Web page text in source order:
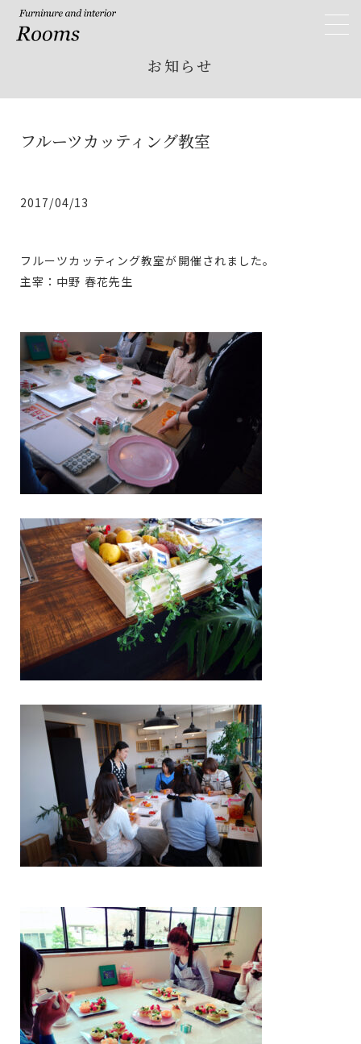
お知らせ
フルーツカッティング教室
2017/04/13
フルーツカッティング教室が開催されました。
​主宰：中野 春花先生